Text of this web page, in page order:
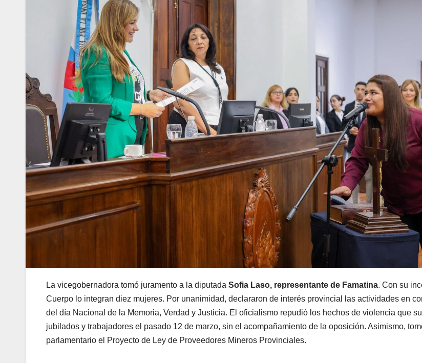
La vicegobernadora tomó juramento a la diputada Sofia Laso, representante de Famatina. Con su
Cuerpo lo integran diez mujeres. Por unanimidad, declararon de interés provincial las actividades en
del día Nacional de la Memoria, Verdad y Justicia. El oficialismo repudió los hechos de violencia que
jubilados y trabajadores el pasado 12 de marzo, sin el acompañamiento de la oposición. Asimismo,
parlamentario el Proyecto de Ley de Proveedores Mineros Provinciales.